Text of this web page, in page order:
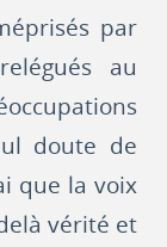
par
au
doute de
que la voix
vérité et